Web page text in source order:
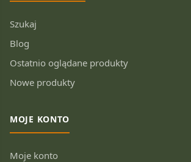
Szukaj
Blog
Ostatnio oglądane produkty
Nowe produkty
MOJE KONTO
Moje konto